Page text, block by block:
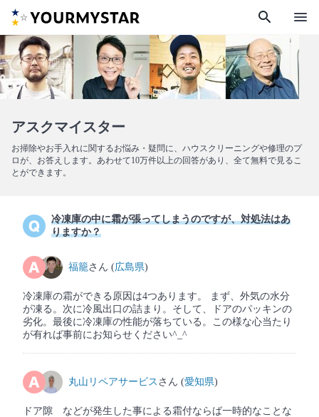
search menu
アスクマイスター
お掃除やお手入れに関するお悩み・疑問に、ハウスクリーニングや修理のプ
ロが、お答えします。あわせて10万件以上の回答があり、全て無料で見るこ
とができます。
冷凍庫の中に霜が張ってしまうのですが、対処法はあ
りますか？
福籠さん (広島県)
冷凍庫の霜ができる原因は4つあります。 まず、外気の水分
が凍る。次に冷風出口の詰まり。そして、ドアのパッキンの
劣化。最後に冷凍庫の性能が落ちている。この様な心当たり
が有れば事前にお知らせください^_^
丸山リペアサービス さん (愛知県)
ドア隙 などが発生した事による霜付ならば一時的なことな